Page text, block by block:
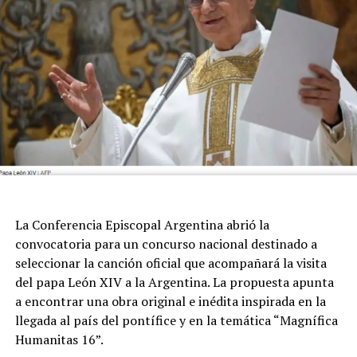
La Conferencia Episcopal Argentina abrió la
convocatoria para un concurso nacional destinado a
seleccionar la canción oficial que acompañará la visita
del papa León XIV a la Argentina. La propuesta apunta
a encontrar una obra original e inédita inspirada en la
llegada al país del pontífice y en la temática “Magnífica
Humanitas 16”.